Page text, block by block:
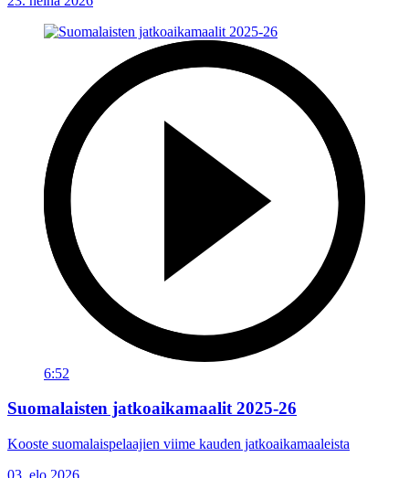
6:52
Suomalaisten jatkoaikamaalit 2025-26
Kooste suomalaispelaajien viime kauden jatkoaikamaaleista
03. elo 2026